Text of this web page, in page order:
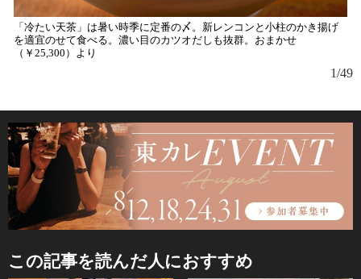
「冷たい天茶」は暑い時季に定番の〆。新レンコンと小柱のかき揚げ
を適宜のせて食べる。濃い目のカツオだしも抜群。おまかせ
（￥25,300）より
1/49
この記事を読んだ人におすすめ